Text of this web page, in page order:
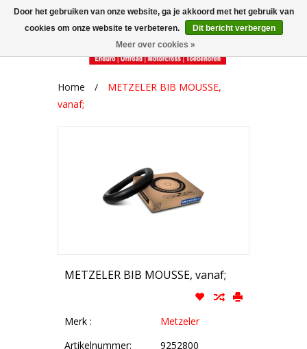
Home /
METZELER BIB MOUSSE,
vanaf;
METZELER BIB MOUSSE, vanaf;
Merk :
Metzeler
Artikelnummer:
9252800
Door het gebruiken van onze website, ga je akkoord met het gebruik van
cookies om onze website te verbeteren.
Dit bericht verbergen
Meer over cookies »